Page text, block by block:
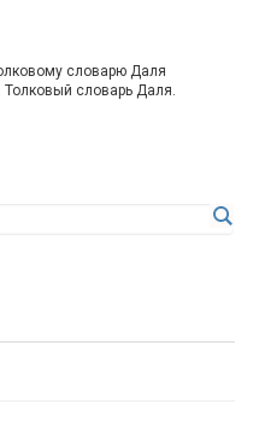
словарю Даля
словарь Даля.